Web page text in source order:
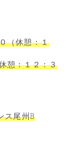
（休憩：１
憩：１２：３
ス尾州B